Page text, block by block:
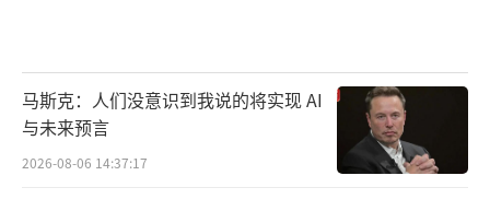
马斯克：人们没意识到我说的将实现 AI
与未来预言
2026-08-06 14:37:17